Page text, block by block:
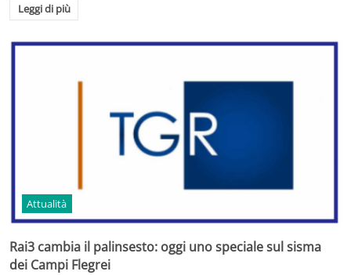
Leggi di più
Attualità
Rai3 cambia il palinsesto: oggi uno speciale sul sisma
dei Campi Flegrei